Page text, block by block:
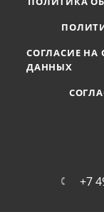
СОГЛАСИЕ НА
ДАННЫХ
+7